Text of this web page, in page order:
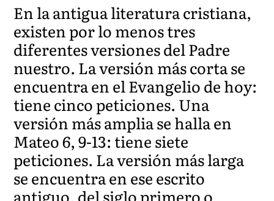
En la antigua literatura cristiana,
existen por lo menos tres
diferentes versiones del Padre
nuestro. La versión más corta se
encuentra en el Evangelio de hoy:
tiene cinco peticiones. Una
versión más amplia se halla en
Mateo 6, 9-13: tiene siete
peticiones. La versión más larga
se encuentra en ese escrito
antiguo, del siglo primero o